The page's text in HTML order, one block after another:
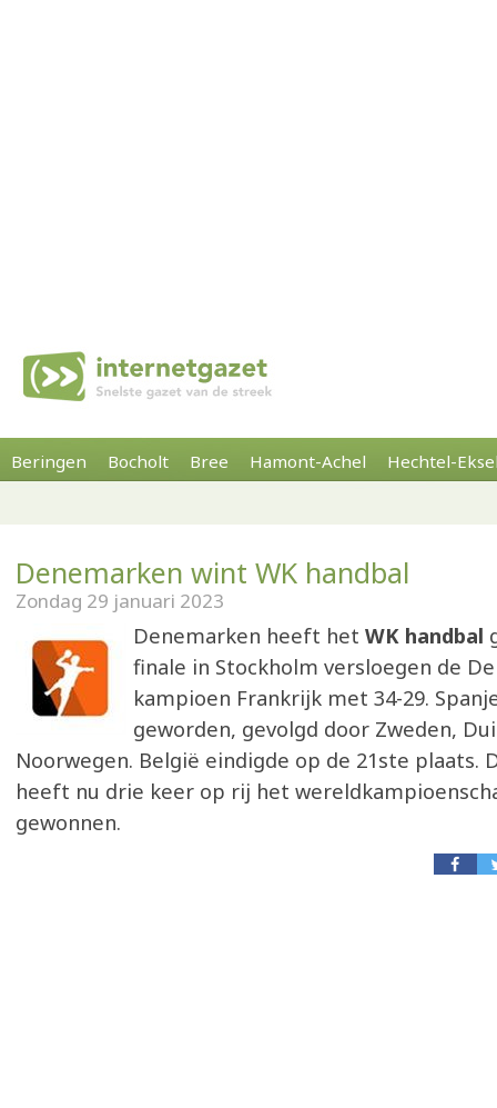
Beringen Bocholt Bree Hamont-Achel Hechtel-
Denemarken wint WK handbal
Zondag 29 januari 2023
Denemarken heeft het WK handbal
finale in Stockholm versloegen de
kampioen Frankrijk met 34-29.
geworden, gevolgd door Zweden,
Noorwegen. België eindigde op de 21ste plaats.
heeft nu drie keer op rij het
gewonnen.